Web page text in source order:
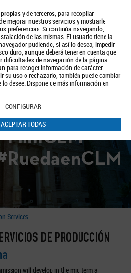
y de terceros, para recopilar
mejorar nuestros servicios y mostrarle
preferencias. Si continúa navegando,
de las mismas. El usuario tiene la
pudiendo, si así lo desea, impedir
duro, aunque deberá tener en cuenta que
dificultades de navegación de la página
para recoger información de carácter
su uso o rechazarlo, también puede cambiar
desee. Dispone de más información en
CONFIGURAR
ACEPTAR TODAS
Privacidad Aviso Legal Política de Cookies
BUSCAR
Services
DE PRODUCCIÓN
will develop in the mid term a